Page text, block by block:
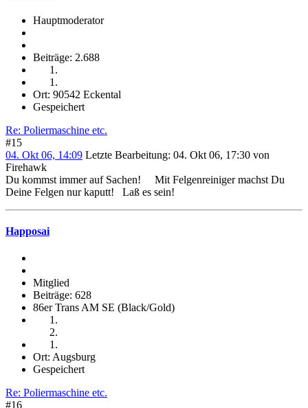
Hauptmoderator
Beiträge: 2.688
Ort: 90542 Eckental
Gespeichert
Re: Poliermaschine etc.
#15
04. Okt 06, 14:09 Letzte Bearbeitung: 04. Okt 06, 17:30 von
Firehawk
Du kommst immer auf Sachen!
Mit Felgenreiniger machst Du
Deine Felgen nur kaputt!
Laß es sein!
Happosai
Mitglied
Beiträge: 628
86er Trans AM SE (Black/Gold)
Ort: Augsburg
Gespeichert
Re: Poliermaschine etc.
#16